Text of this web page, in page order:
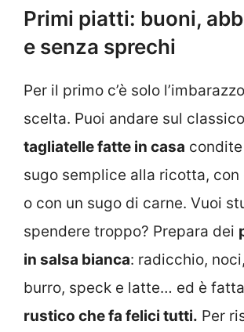
Primi piatti: buoni,
e senza sprechi
Per il primo c’è solo
scelta. Puoi andare sul
tagliatelle fatte in casa
sugo semplice alla ricotta,
o con un sugo di carne. Vuoi
spendere troppo? Prepara dei
in salsa bianca: radicchio,
burro, speck e latte… ed è
rustico che fa felici tutti. Per